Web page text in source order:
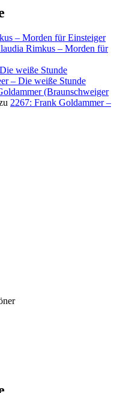
– Morden für Einsteiger
Rimkus – Morden für
weiße Stunde
– Die weiße Stunde
(Braunschweiger
2267: Frank Goldammer –